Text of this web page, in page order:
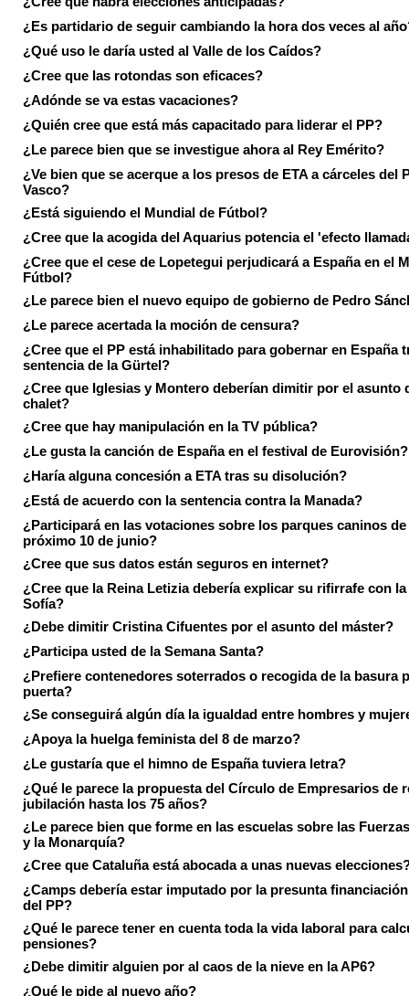
¿Es partidario de seguir cambiando la hora dos veces al
¿Qué uso le daría usted al Valle de los Caídos?
¿Cree que las rotondas son eficaces?
¿Adónde se va estas vacaciones?
¿Quién cree que está más capacitado para liderar el PP?
¿Le parece bien que se investigue ahora al Rey Emérito?
¿Ve bien que se acerque a los presos de ETA a cárceles del
Vasco?
¿Está siguiendo el Mundial de Fútbol?
¿Cree que la acogida del Aquarius potencia el 'efecto
¿Cree que el cese de Lopetegui perjudicará a España en el
Fútbol?
¿Le parece bien el nuevo equipo de gobierno de Pedro
¿Le parece acertada la moción de censura?
¿Cree que el PP está inhabilitado para gobernar en España
sentencia de la Gürtel?
¿Cree que Iglesias y Montero deberían dimitir por el asunto
chalet?
¿Cree que hay manipulación en la TV pública?
¿Le gusta la canción de España en el festival de Eurovisión?
¿Haría alguna concesión a ETA tras su disolución?
¿Está de acuerdo con la sentencia contra la Manada?
¿Participará en las votaciones sobre los parques caninos de
próximo 10 de junio?
¿Cree que sus datos están seguros en internet?
¿Cree que la Reina Letizia debería explicar su rifirrafe con la
Sofía?
¿Debe dimitir Cristina Cifuentes por el asunto del máster?
¿Participa usted de la Semana Santa?
¿Prefiere contenedores soterrados o recogida de la basura
puerta?
¿Se conseguirá algún día la igualdad entre hombres y
¿Apoya la huelga feminista del 8 de marzo?
¿Le gustaría que el himno de España tuviera letra?
¿Qué le parece la propuesta del Círculo de Empresarios de
jubilación hasta los 75 años?
¿Le parece bien que forme en las escuelas sobre las
y la Monarquía?
¿Cree que Cataluña está abocada a unas nuevas
¿Camps debería estar imputado por la presunta
del PP?
¿Qué le parece tener en cuenta toda la vida laboral para
pensiones?
¿Debe dimitir alguien por al caos de la nieve en la AP6?
¿Qué le pide al nuevo año?